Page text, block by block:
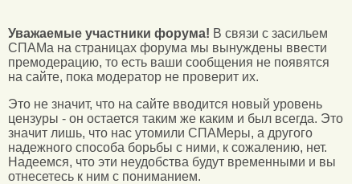
Уважаемые участники форума! В связи с засильем
СПАМа на страницах форума мы вынуждены ввести
премодерацию, то есть ваши сообщения не появятся
на сайте, пока модератор не проверит их.
Это не значит, что на сайте вводится новый уровень
цензуры - он остается таким же каким и был всегда. Это
значит лишь, что нас утомили СПАМеры, а другого
надежного способа борьбы с ними, к сожалению, нет.
Надеемся, что эти неудобства будут временными и вы
отнесетесь к ним с пониманием.